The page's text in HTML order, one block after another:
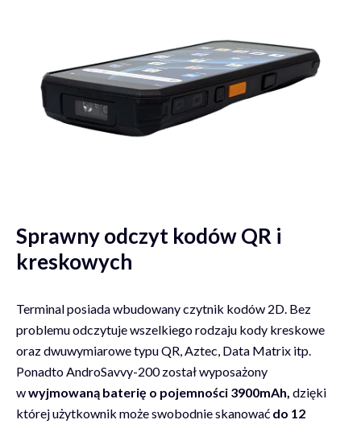
Sprawny odczyt kodów QR i
kreskowych
Terminal posiada wbudowany czytnik kodów 2D. Bez
problemu odczytuje wszelkiego rodzaju kody kreskowe
oraz dwuwymiarowe typu QR, Aztec, Data Matrix itp.
Ponadto AndroSavvy-200 został wyposażony
wwyjmowaną baterię o pojemności 3900mAh,dzięki
której użytkownik może swobodnie skanować do 12